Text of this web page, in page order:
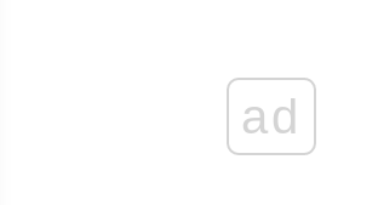
ad